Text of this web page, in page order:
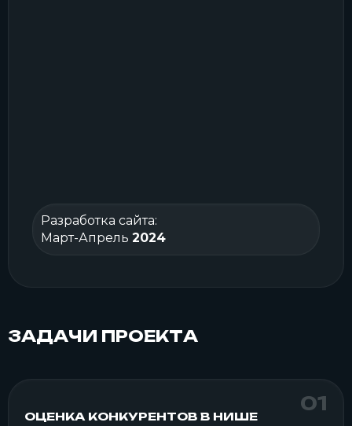
Разработка сайта:
Март-Апрель 2024
ЗАДАЧИ ПРОЕКТА
ОЦЕНКА КОНКУРЕНТОВ В НИШЕ